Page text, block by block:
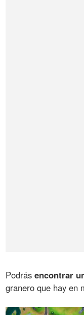
Podrásencontrar
granero que hay en